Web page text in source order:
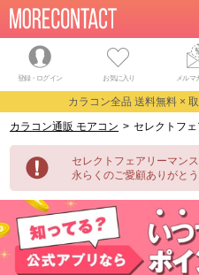
登録・ログイン お気に入り メルマ
カラコン全品 送料無料 ×
カラコン通販 モアコン > セレクトフ
セレクトフェアリーマン
永らくのご愛顧ありがとう